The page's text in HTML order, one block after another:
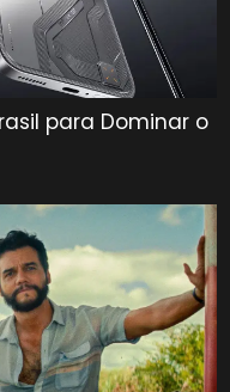
para Dominar o